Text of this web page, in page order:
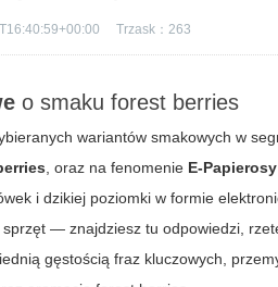
Trzask：263
o smakuforest berries
wariantów smakowych w
, oraz na fenomenie E-
i dzikiej poziomki w formie
— znajdziesz tu odpowiedzi,
gęstością fraz kluczowych,